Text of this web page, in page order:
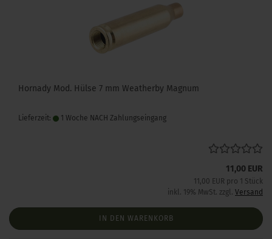
Hornady Mod. Hülse 7 mm Weatherby Magnum
Lieferzeit: 1 Woche NACH Zahlungseingang
11,00 EUR
11,00 EUR pro 1 Stück
inkl. 19% MwSt. zzgl. Versand
IN DEN WARENKORB